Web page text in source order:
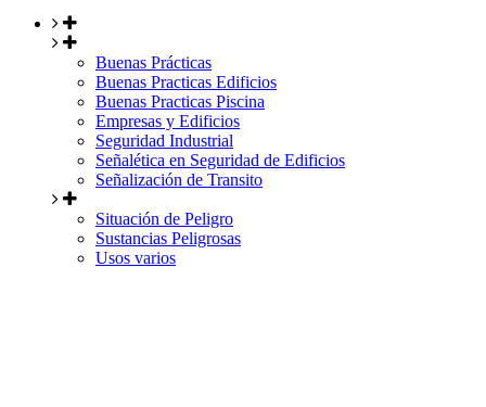
Buenas Prácticas
Buenas Practicas Edificios
Buenas Practicas Piscina
Empresas y Edificios
Seguridad Industrial
Señalética en Seguridad de Edificios
Señalización de Transito
Situación de Peligro
Sustancias Peligrosas
Usos varios